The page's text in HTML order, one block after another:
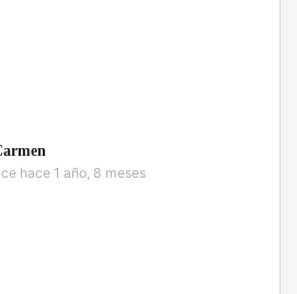
hace 1 año, 8 meses